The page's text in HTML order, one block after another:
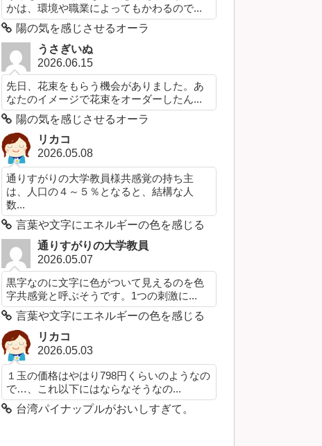
かは、環境や職業によってもかわるので...
陽の気を感じさせるオーラ
うさぎいぬ
2026.06.15
先日、花束をもらう機会がありました。あ
なたのイメージで花束をオーダーしたん...
陽の気を感じさせるオーラ
リカコ
2026.05.08
通りすがりの大学教員様共感覚の持ち主
は、人口の４～５％となると、結構な人
数...
言葉や文字にエネルギーの色を感じる
通りすがりの大学教員
2026.05.07
黒字なのに文字に色がついて見えるのを色
字共感覚と呼ぶそうです。1つの刺激に...
言葉や文字にエネルギーの色を感じる
リカコ
2026.05.03
１玉の価格はやはり798円くらいのようなの
で…、これ以下にはならなそうなの...
台湾パイナップルがおいしすぎて。